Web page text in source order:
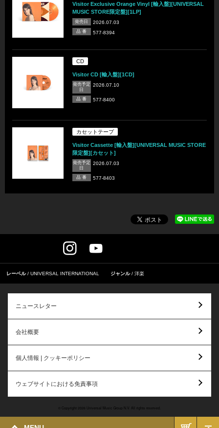
Visitor Exclusive Orange Vinyl [輸入盤][UNIVERSAL
MUSIC STORE限定盤][1LP]
発売日 2026.07.03
品 番 577-8394
CD
Visitor CD [輸入盤][1CD]
発売予定
日
2026.07.10
品 番 577-8400
カセットテープ
Visitor Cassette [輸入盤][UNIVERSAL MUSIC STORE
限定盤][カセット]
発売予定
日
2026.07.03
品 番 577-8403
レーベル UNIVERSAL INTERNATIONAL ジャンル 洋楽
ニュースレター
会社概要
個人情報 | クッキーポリシー
ウェブサイトにおける免責事項
© Copyright 2026 Universal Music Group N.V. All rights reserved.